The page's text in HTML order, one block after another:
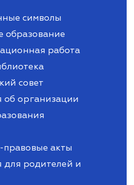
символы
образование
работа
совет
организации
акты
родителей и